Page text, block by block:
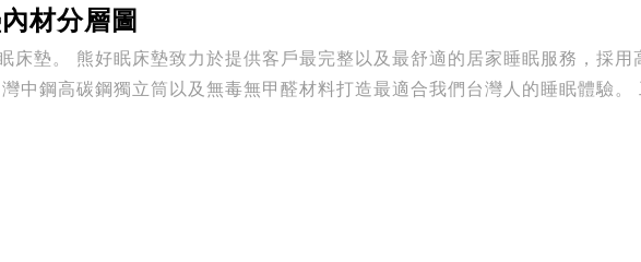
材分層圖
家睡眠服務，採用高品質
鋼高碳鋼獨立筒以及無毒無甲醛材料打造最適合我們台灣人的睡眠體驗。 工廠直